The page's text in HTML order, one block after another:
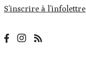
S’inscrire à l’infolettre